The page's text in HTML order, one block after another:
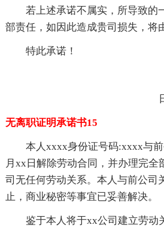
若上述承诺不属实，所导致的
部责任，如因此造成贵司损失，将
特此承诺！
日
无离职证明承诺书15
本人xxxx身份证号码:xxxx与
月xx日解除劳动合同，并办理完全
司无任何劳动关系。本人与前公司
止，商业秘密等事宜已妥善解决。
鉴于本人将于xx公司建立劳动